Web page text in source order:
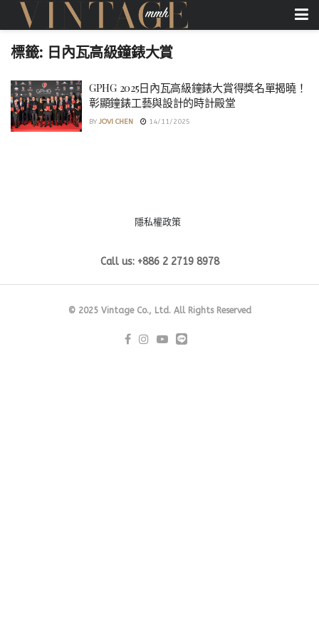
標籤: 日內瓦高級鐘錶大賞
GPHG 2025日內瓦高級鐘錶大賞得獎名單揭曉！
彰顯鐘錶工藝與設計的時計殿堂
BY JOVI CHEN 14/11/2025
隱私權政策
Call us: +886 2 2719 8978
© 2025 Vintage Co., Ltd. All Rights Reserved